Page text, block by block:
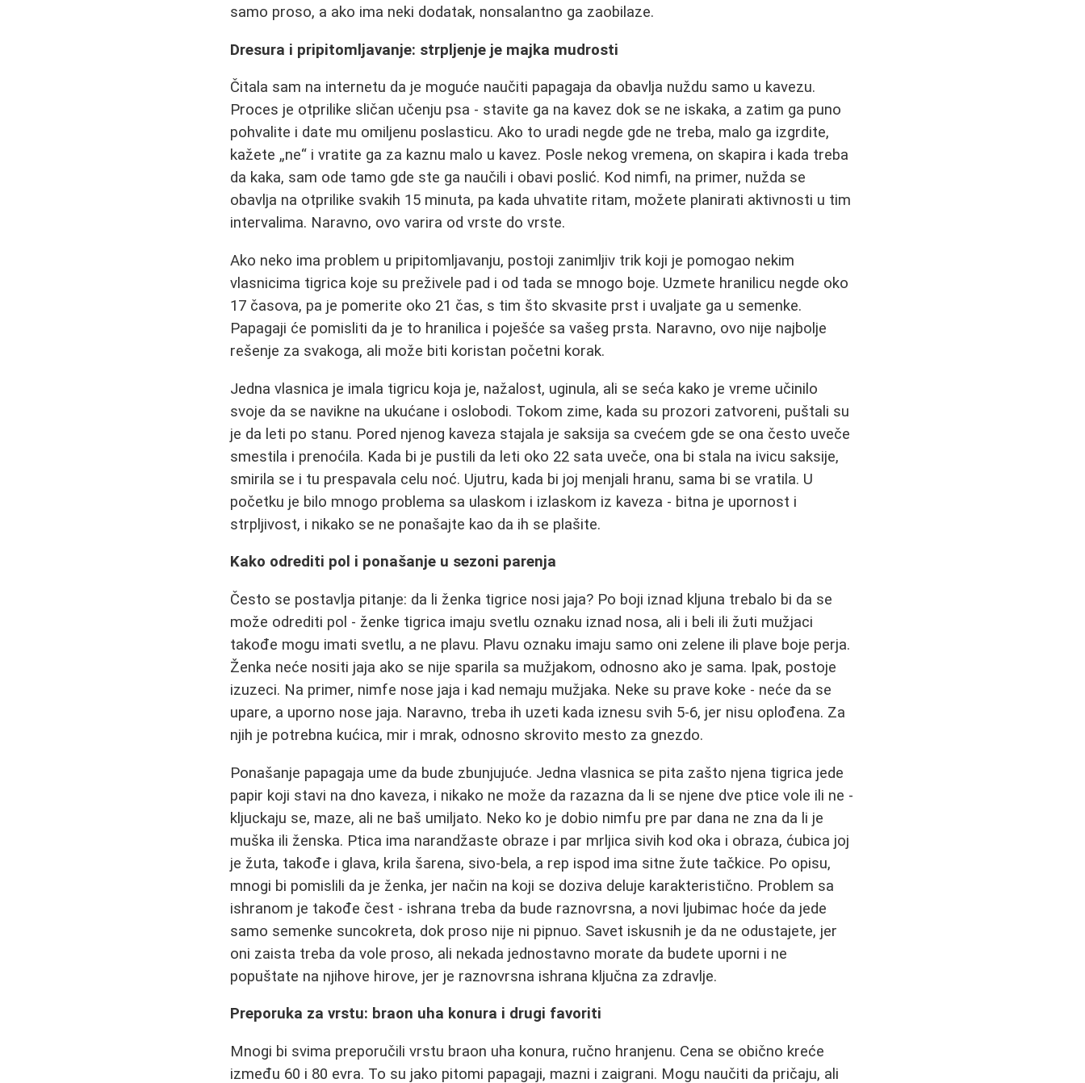
samo proso, a ako ima neki dodatak, nonsalantno ga zaobilaze.
Dresura i pripitomljavanje: strpljenje je majka mudrosti
Čitala sam na internetu da je moguće naučiti papagaja da obavlja nuždu samo u kavezu.
Proces je otprilike sličan učenju psa - stavite ga na kavez dok se ne iskaka, a zatim ga puno
pohvalite i date mu omiljenu poslasticu. Ako to uradi negde gde ne treba, malo ga izgrdite,
kažete „ne“ i vratite ga za kaznu malo u kavez. Posle nekog vremena, on skapira i kada treba
da kaka, sam ode tamo gde ste ga naučili i obavi poslić. Kod nimfi, na primer, nužda se
obavlja na otprilike svakih 15 minuta, pa kada uhvatite ritam, možete planirati aktivnosti u tim
intervalima. Naravno, ovo varira od vrste do vrste.
Ako neko ima problem u pripitomljavanju, postoji zanimljiv trik koji je pomogao nekim
vlasnicima tigrica koje su preživele pad i od tada se mnogo boje. Uzmete hranilicu negde oko
17 časova, pa je pomerite oko 21 čas, s tim što skvasite prst i uvaljate ga u semenke.
Papagaji će pomisliti da je to hranilica i poješće sa vašeg prsta. Naravno, ovo nije najbolje
rešenje za svakoga, ali može biti koristan početni korak.
Jedna vlasnica je imala tigricu koja je, nažalost, uginula, ali se seća kako je vreme učinilo
svoje da se navikne na ukućane i oslobodi. Tokom zime, kada su prozori zatvoreni, puštali su
je da leti po stanu. Pored njenog kaveza stajala je saksija sa cvećem gde se ona često uveče
smestila i prenoćila. Kada bi je pustili da leti oko 22 sata uveče, ona bi stala na ivicu saksije,
smirila se i tu prespavala celu noć. Ujutru, kada bi joj menjali hranu, sama bi se vratila. U
početku je bilo mnogo problema sa ulaskom i izlaskom iz kaveza - bitna je upornost i
strpljivost, i nikako se ne ponašajte kao da ih se plašite.
Kako odrediti pol i ponašanje u sezoni parenja
Često se postavlja pitanje: da li ženka tigrice nosi jaja? Po boji iznad kljuna trebalo bi da se
može odrediti pol - ženke tigrica imaju svetlu oznaku iznad nosa, ali i beli ili žuti mužjaci
takođe mogu imati svetlu, a ne plavu. Plavu oznaku imaju samo oni zelene ili plave boje perja.
Ženka neće nositi jaja ako se nije sparila sa mužjakom, odnosno ako je sama. Ipak, postoje
izuzeci. Na primer, nimfe nose jaja i kad nemaju mužjaka. Neke su prave koke - neće da se
upare, a uporno nose jaja. Naravno, treba ih uzeti kada iznesu svih 5-6, jer nisu oplođena. Za
njih je potrebna kućica, mir i mrak, odnosno skrovito mesto za gnezdo.
Ponašanje papagaja ume da bude zbunjujuće. Jedna vlasnica se pita zašto njena tigrica jede
papir koji stavi na dno kaveza, i nikako ne može da razazna da li se njene dve ptice vole ili ne -
kljuckaju se, maze, ali ne baš umiljato. Neko ko je dobio nimfu pre par dana ne zna da li je
muška ili ženska. Ptica ima narandžaste obraze i par mrljica sivih kod oka i obraza, ćubica joj
je žuta, takođe i glava, krila šarena, sivo-bela, a rep ispod ima sitne žute tačkice. Po opisu,
mnogi bi pomislili da je ženka, jer način na koji se doziva deluje karakteristično. Problem sa
ishranom je takođe čest - ishrana treba da bude raznovrsna, a novi ljubimac hoće da jede
samo semenke suncokreta, dok proso nije ni pipnuo. Savet iskusnih je da ne odustajete, jer
oni zaista treba da vole proso, ali nekada jednostavno morate da budete uporni i ne
popuštate na njihove hirove, jer je raznovrsna ishrana ključna za zdravlje.
Preporuka za vrstu: braon uha konura i drugi favoriti
Mnogi bi svima preporučili vrstu braon uha konura, ručno hranjenu. Cena se obično kreće
između 60 i 80 evra. To su jako pitomi papagaji, mazni i zaigrani. Mogu naučiti da pričaju, ali